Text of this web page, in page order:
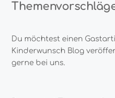
Du möchtest einen
Kinderwunsch Blog
gerne bei uns.